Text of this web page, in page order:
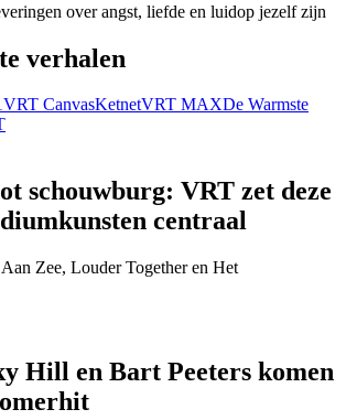
over angst, liefde en luidop jezelf zijn
verhalen
VRT CanvasKetnetVRT MAXDe Warmste
schouwburg: VRT zet deze
centraal
Zee, Louder Together en Het
Hill en Bart Peeters komen